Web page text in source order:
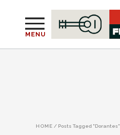
MENU
HOME / Posts Tagged "Dorantes"